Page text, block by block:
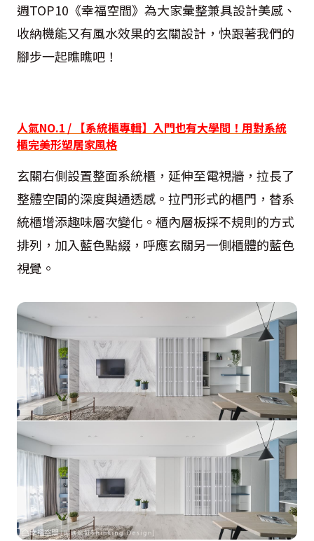
週TOP10《幸福空間》為大家彙整兼具設計美感、
收納機能又有風水效果的玄關設計，快跟著我們的
腳步一起瞧瞧吧！
人氣NO.1 / 【系統櫃專輯】入門也有大學問！用對系統
櫃完美形塑居家風格
玄關右側設置整面系統櫃，延伸至電視牆，拉長了
整體空間的深度與通透感。拉門形式的櫃門，替系
統櫃增添趣味層次變化。櫃內層板採不規則的方式
排列，加入藍色點綴，呼應玄關另一側櫃體的藍色
視覺。